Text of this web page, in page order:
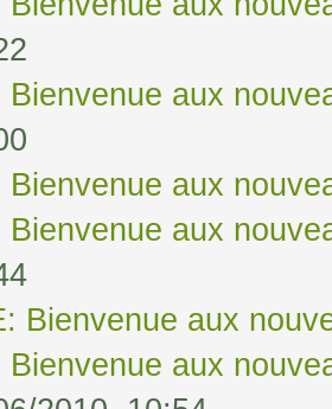
Bienvenue aux
Bienvenue aux
Bienvenue aux
Bienvenue aux
Bienvenue aux